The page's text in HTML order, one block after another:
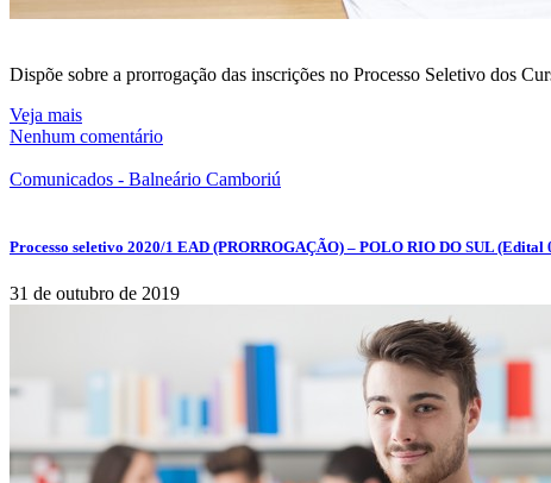
Dispõe sobre a prorrogação das inscrições no Processo Seletivo dos
Veja mais
Nenhum comentário
Comunicados - Balneário Camboriú
Processo seletivo 2020/1 EAD (PRORROGAÇÃO) – POLO RIO DO SUL (Edital
31 de outubro de 2019